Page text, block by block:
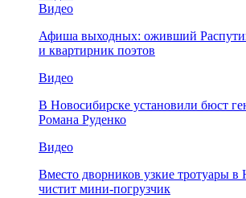
Видео
Афиша выходных: оживший
и квартирник поэтов
Видео
В Новосибирске установили бюст
Романа Руденко
Видео
Вместо дворников узкие тротуары в
чистит мини-погрузчик